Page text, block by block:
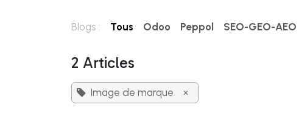
Blogs :
Tous Odoo Peppol SEO-GEO-AEO
2 Articles
Image de marque ×